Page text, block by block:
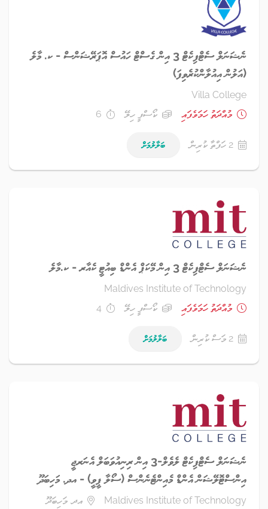
ނެޝަނަލް ސެޓްފިކެޓް 3 އިން ގެސްޓް ހައުސް އޮޕަރޭޝަންސް - ކ. މާލެ
(އަލުން އިއުލާންކުރެވިފަ)
Villa College
މުއްދަތު ހަމަވެފައި
ކޯސްފީ ހިލޭ 6
2 ހަފްތާ ކުރިން ބަލާލުމަށް
ނެޝަނަލް ސެޓްފިކެޓް 3 އިން މޭކަޕް އެންޑް ބިއުޓީ ކެއާރ - ކ.މާލެ
Maldives Institute of Technology
މުއްދަތު ހަމަވެފައި
ކޯސްފީ ހިލޭ 4
2 މަސް ކުރިން ބަލާލުމަށް
ނެޝަނަލް ސެޓްފިކެޓް ލެވެލް-3 އިން ރިނިއުވަބަލް އެނަރޖީ
އިންސްޓޮލޭޝަން އެންޑް މެއިންޓެނެންސް (ސޯލާ ޕީވީ) - އދ. މަހިބަދޫ
Maldives Institute of Technology
އދ. މަހިބަދޫ